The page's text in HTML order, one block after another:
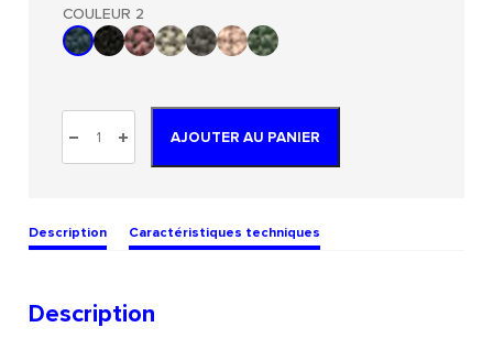
COULEUR 2
AJOUTER AU PANIER
Description Caractéristiques techniques
Description